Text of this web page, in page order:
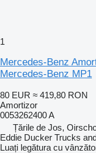
1
Mercedes-Benz
Mercedes-Benz MP1
80 EUR ≈ 419,80 RON
Amortizor
0053262400 A
Țările de Jos,
Eddie Ducker Trucks
Luați legătura cu